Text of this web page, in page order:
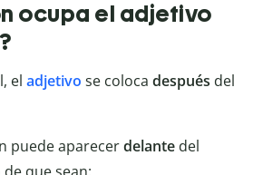
ocupa el adjetivo
el adjetivo se coloca después del
puede aparecerdelante del